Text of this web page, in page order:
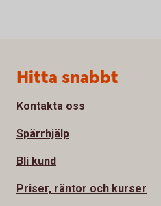
Sidfot
Hitta snabbt
Kontakta oss
Spärrhjälp
Bli kund
Priser, räntor och kurser